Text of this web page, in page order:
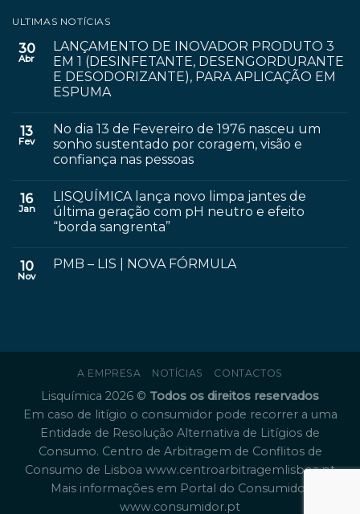
ULTIMAS NOTÍCIAS
30
Abr
LANÇAMENTO DE INOVADOR PRODUTO 3
EM 1 (DESINFETANTE, DESENGORDURANTE
E DESODORIZANTE), PARA APLICAÇÃO EM
ESPUMA
13
Fev
No dia 13 de Fevereiro de 1976 nasceu um
sonho sustentado por coragem, visão e
confiança nas pessoas
16
Jan
LISQUÍMICA lança novo limpa jantes de
última geração com pH neutro e efeito
“borda sangrenta”
10
Nov
PMB – LIS | NOVA FÓRMULA
A EMPRESA NOTÍCIAS CONTACTOS
Lisquímica 2026 © Todos os direitos reservados
Em caso de litígio o consumidor pode recorrer a uma
Entidade de Resolução Alternativa de Litígios de
Consumo. Centro de Arbitragem de Conflitos de
Consumo de Lisboa www.centroarbitragemlisboa.pt
Mais informações em Portal do Consumidor
www.consumidor.pt